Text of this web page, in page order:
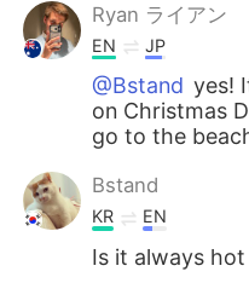
Ryan ライアン
EN JP
@Bstand yes!
on Christmas
go to the
Bstand
KR EN
Is it always